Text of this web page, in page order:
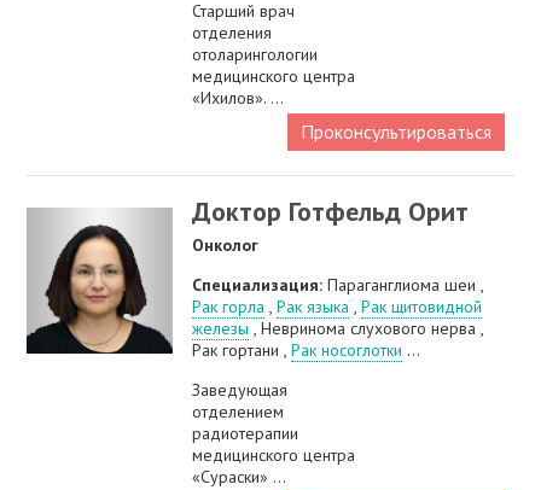
Старший врач
отделения
отоларингологии
медицинского центра
«Ихилов». ...
Проконсультироваться
Доктор Готфельд Орит
Онколог
Специализация:Параганглиома шеи ,
Рак горла ,Рак языка ,Рак щитовидной
железы , Невринома слухового нерва ,
Рак гортани ,Рак носоглотки ...
Заведующая
отделением
радиотерапии
медицинского центра
«Сураски» ...